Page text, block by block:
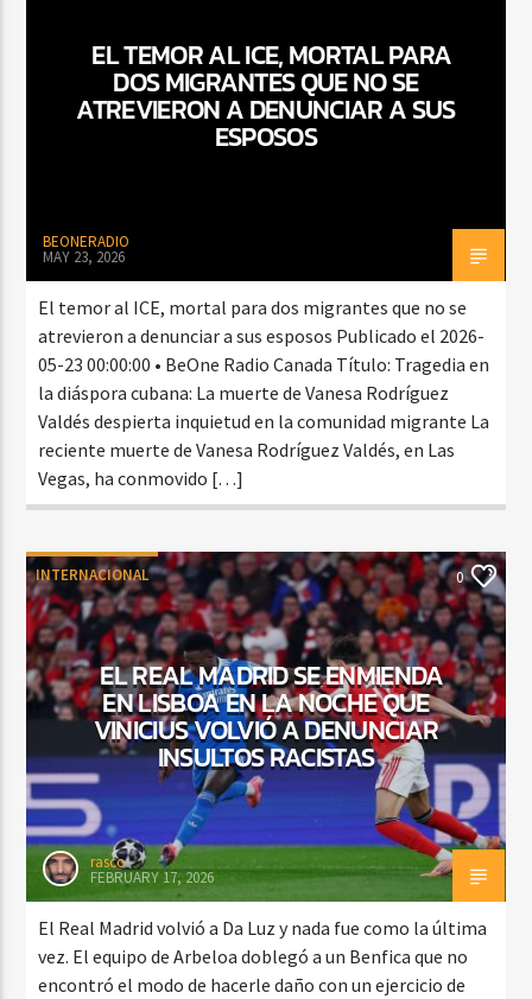
CURRENT SHOW
VIBRAS TROPICALES
EL TEMOR AL ICE, MORTAL PARA
DOS MIGRANTES QUE NO SE
ATREVIERON A DENUNCIAR A SUS
ESPOSOS
BEONERADIO
MAY 23, 2026
El temor al ICE, mortal para dos migrantes que no se
atrevieron a denunciar a sus esposos Publicado el 2026-
05-23 00:00:00 • BeOne Radio Canada Título: Tragedia en
la diáspora cubana: La muerte de Vanesa Rodríguez
Valdés despierta inquietud en la comunidad migrante La
reciente muerte de Vanesa Rodríguez Valdés, en Las
Vegas, ha conmovido […]
INTERNACIONAL 0
EL REAL MADRID SE ENMIENDA
EN LISBOA EN LA NOCHE QUE
VINICIUS VOLVIÓ A DENUNCIAR
INSULTOS RACISTAS
rasco
FEBRUARY 17, 2026
El Real Madrid volvió a Da Luz y nada fue como la última
vez. El equipo de Arbeloa doblegó a un Benfica que no
encontró el modo de hacerle daño con un ejercicio de